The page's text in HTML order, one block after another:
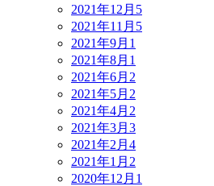
2021年12月 5
2021年11月 5
2021年9月 1
2021年8月 1
2021年6月 2
2021年5月 2
2021年4月 2
2021年3月 3
2021年2月 4
2021年1月 2
2020年12月 1